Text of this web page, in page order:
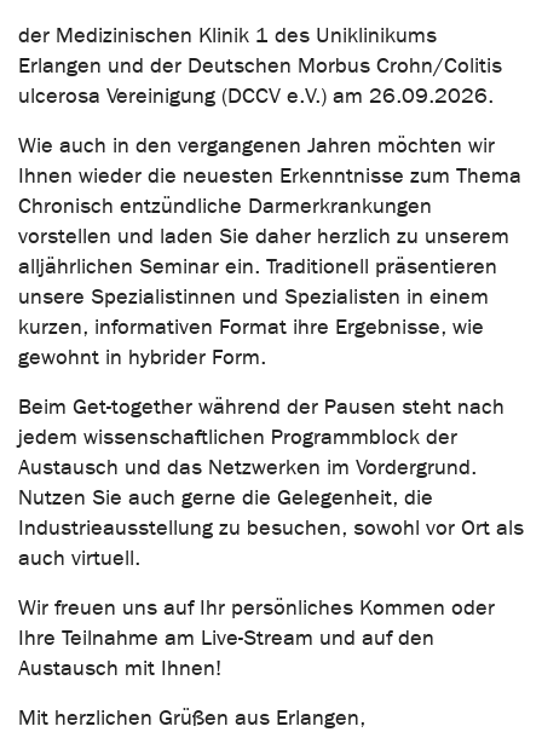
der Medizinischen Klinik 1 des Uniklinikums
Erlangen und der Deutschen Morbus Crohn/Colitis
ulcerosa Vereinigung (DCCV e.V.) am 26.09.2026.
Wie auch in den vergangenen Jahren möchten wir
Ihnen wieder die neuesten Erkenntnisse zum Thema
Chronisch entzündliche Darmerkrankungen
vorstellen und laden Sie daher herzlich zu unserem
alljährlichen Seminar ein. Traditionell präsentieren
unsere Spezialistinnen und Spezialisten in einem
kurzen, informativen Format ihre Ergebnisse, wie
gewohnt in hybrider Form.
Beim Get-together während der Pausen steht nach
jedem wissenschaftlichen Programmblock der
Austausch und das Netzwerken im Vordergrund.
Nutzen Sie auch gerne die Gelegenheit, die
Industrieausstellung zu besuchen, sowohl vor Ort als
auch virtuell.
Wir freuen uns auf Ihr persönliches Kommen oder
Ihre Teilnahme am Live-Stream und auf den
Austausch mit Ihnen!
Mit herzlichen Grüßen aus Erlangen,